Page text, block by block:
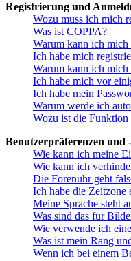
Registrierung und
Wozu muss ich mich
Was ist COPPA?
Warum kann ich mich
Ich habe mich
Warum kann ich mich
Ich habe mich vor
Ich habe mein
Warum werde ich
Wozu ist die
Benutzerpräferenzen und
Wie kann ich meine
Wie kann ich
Die Forenuhr geht
Ich habe die Zeitzone
Meine Sprache steht
Was sind das für
Wie verwende ich
Was ist mein Rang
Wenn ich bei einem